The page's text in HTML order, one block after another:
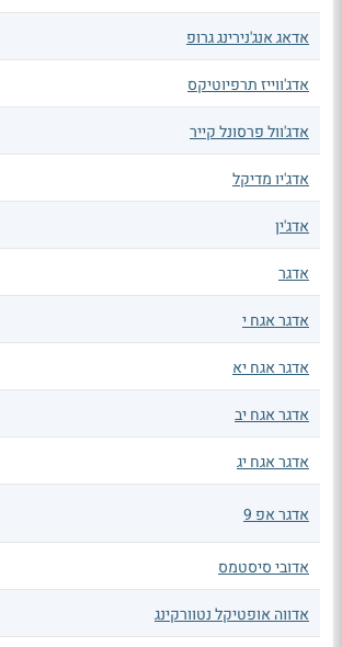
אדאג אנג'נירינג גרופ
אדג'ווייז תרפיוטיקס
אדג'וול פרסונל קייר
אדג'יו מדיקל
אדג'ין
אדגר
אדגר אגח י
אדגר אגח יא
אדגר אגח יב
אדגר אגח יג
אדגר אפ 9
אדובי סיסטמס
אדווה אופטיקל נטוורקינג